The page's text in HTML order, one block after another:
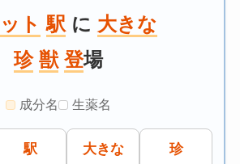
ト 駅 に 大きな
珍 獣 登場
成分名 生薬名
駅 大きな 珍